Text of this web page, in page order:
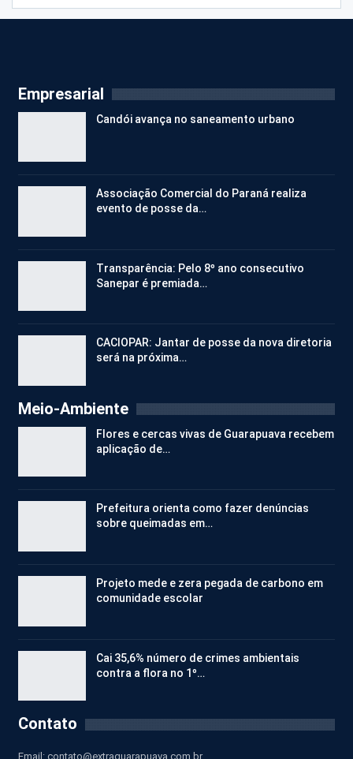
Empresarial
Candói avança no saneamento urbano
Associação Comercial do Paraná realiza
evento de posse da…
Transparência: Pelo 8º ano consecutivo
Sanepar é premiada…
CACIOPAR: Jantar de posse da nova diretoria
será na próxima…
Meio-Ambiente
Flores e cercas vivas de Guarapuava recebem
aplicação de…
Prefeitura orienta como fazer denúncias
sobre queimadas em…
Projeto mede e zera pegada de carbono em
comunidade escolar
Cai 35,6% número de crimes ambientais
contra a flora no 1º…
Contato
Email: contato@extraguarapuava.com.br